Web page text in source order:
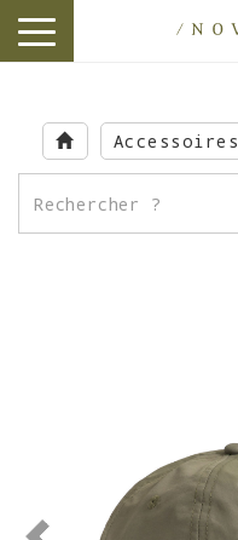
main
content
toggle
Accessoires